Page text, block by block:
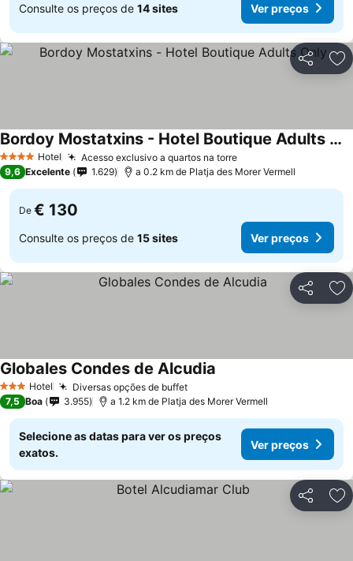
Consulte os preços de 14 sites Ver preços
Partilhar
4 EstrelasHotel Acesso exclusivo a quartos na torre
Bordoy Mostatxins - Hotel Boutique Adults Only
9,6 Excelente 1.629 a 0.2 km de Platja des Morer Vermell
De € 130
Consulte os preços de 15 sites Ver preços
Partilhar
3 EstrelasHotel Diversas opções de buffet
Globales Condes de Alcudia
7,5 Boa 3.955 a 1.2 km de Platja des Morer Vermell
Selecione as datas para ver os preços
exatos.
Ver preços
Partilhar